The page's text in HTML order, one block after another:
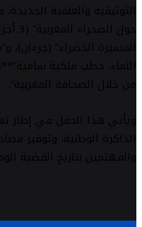
التوثيقية والعلمية الجديدة،
حول
المسيرة الخضراء” (جزءان)،
النماء: خطب ملكية
من خلال الصحافة المغربية”.
ويأتي هذا الحفل في إطار
الذاكرة الوطنية، وتوفير
والمهتمين بتاريخ القضية